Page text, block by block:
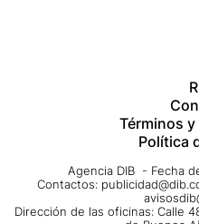
Términos
Política
Agencia DIB - Fecha
Contactos:
Dirección de las oficinas: Calle